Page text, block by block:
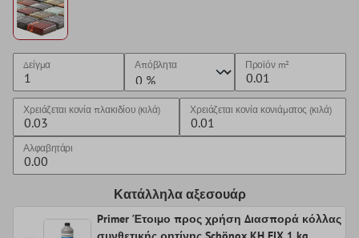
Δείγμα Απόβλητα Προϊόνm²
Χρειάζεται κονία πλακιδίου (κιλά) Χρειάζεται κονία κονιάματος (κιλά)
Αλφαβητάρι
Κατάλληλα αξεσουάρ
Primer Έτοιμο προς χρήση Διασπορά κόλλας